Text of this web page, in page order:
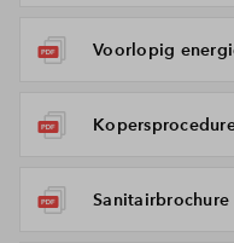
Voorlopig
Sanitairbrochure